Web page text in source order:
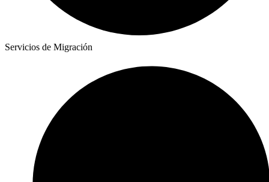
Servicios de Migración